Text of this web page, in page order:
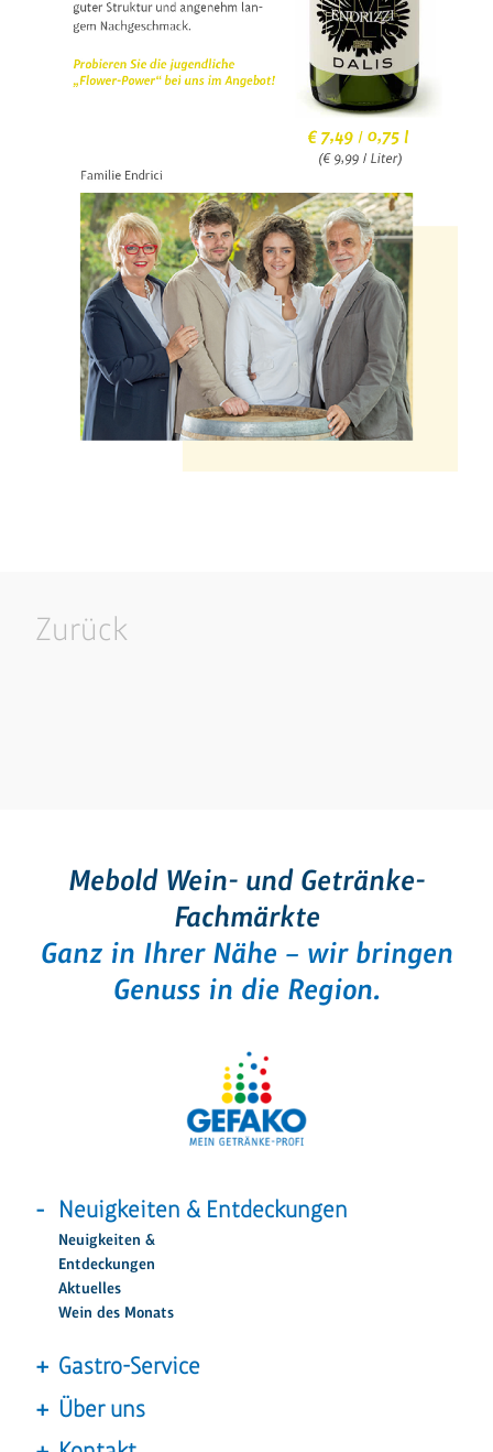
Zurück
Mebold Wein- und Getränke-
Fachmärkte
Ganz in Ihrer Nähe – wir bringen
Genuss in die Region.
Neuigkeiten & Entdeckungen
Neuigkeiten &
Entdeckungen
Aktuelles
Wein des Monats
Gastro-Service
Über uns